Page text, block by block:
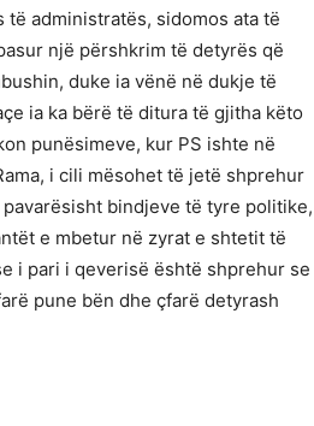
administratës, sidomos ata të
një përshkrim të detyrës që
duke ia vënë në dukje të
ia ka bërë të ditura të gjitha këto
punësimeve, kur PS ishte në
i cili mësohet të jetë shprehur
bindjeve të tyre politike,
e mbetur në zyrat e shtetit të
i pari i qeverisë është shprehur se
pune bën dhe çfarë detyrash